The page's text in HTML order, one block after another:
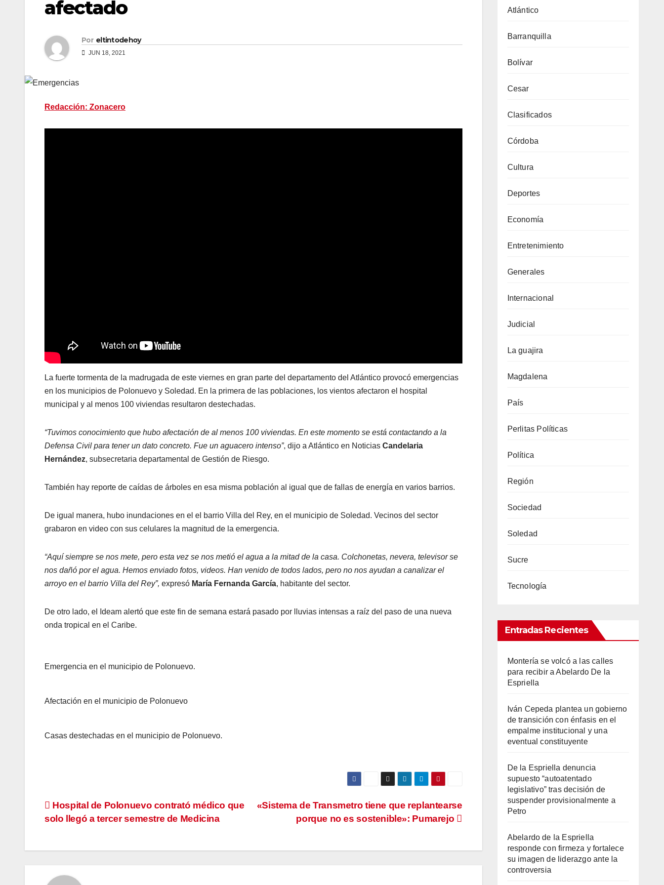
afectado
Por eltintodehoy
JUN 18, 2021
Redacción: Zonacero
La fuerte tormenta de la madrugada de este viernes en gran parte del departamento del Atlántico provocó emergencias
en los municipios de Polonuevo y Soledad. En la primera de las poblaciones, los vientos afectaron el hospital
municipal y al menos 100 viviendas resultaron destechadas.
“Tuvimos conocimiento que hubo afectación de al menos 100 viviendas. En este momento se está contactando a la
Defensa Civil para tener un dato concreto. Fue un aguacero intenso”, dijo a Atlántico en Noticias Candelaria
Hernández, subsecretaria departamental de Gestión de Riesgo.
También hay reporte de caídas de árboles en esa misma población al igual que de fallas de energía en varios barrios.
De igual manera, hubo inundaciones en el el barrio Villa del Rey, en el municipio de Soledad. Vecinos del sector
grabaron en video con sus celulares la magnitud de la emergencia.
“Aquí siempre se nos mete, pero esta vez se nos metió el agua a la mitad de la casa. Colchonetas, nevera, televisor se
nos dañó por el agua. Hemos enviado fotos, videos. Han venido de todos lados, pero no nos ayudan a canalizar el
arroyo en el barrio Villa del Rey”, expresó María Fernanda García, habitante del sector.
De otro lado, el Ideam alertó que este fin de semana estará pasado por lluvias intensas a raíz del paso de una nueva
onda tropical en el Caribe.
Emergencia en el municipio de Polonuevo.
Afectación en el municipio de Polonuevo
Casas destechadas en el municipio de Polonuevo.
Navegación
entradas
«Sistema de Transmetro tiene que replantearse
porque no es sostenible»: Pumarejo
Hospital de Polonuevo contrató médico que
solo llegó a tercer semestre de Medicina
Atlántico
Barranquilla
Bolívar
Cesar
Clasificados
Córdoba
Cultura
Deportes
Economía
Entretenimiento
Generales
Internacional
Judicial
La guajira
Magdalena
País
Perlitas Políticas
Política
Región
Sociedad
Soledad
Sucre
Tecnología
Entradas Recientes
Montería se volcó a las calles
para recibir a Abelardo De la
Espriella
Iván Cepeda plantea un gobierno
de transición con énfasis en el
empalme institucional y una
eventual constituyente
De la Espriella denuncia
supuesto “autoatentado
legislativo” tras decisión de
suspender provisionalmente a
Petro
Abelardo de la Espriella
responde con firmeza y fortalece
su imagen de liderazgo ante la
controversia